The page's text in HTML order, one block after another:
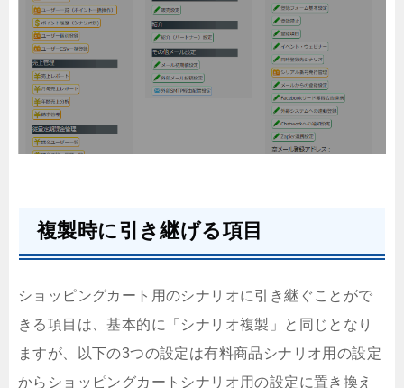
複製時に引き継げる項目
ショッピングカート用のシナリオに引き継ぐことがで
きる項目は、基本的に「シナリオ複製」と同じとなり
ますが、以下の3つの設定は有料商品シナリオ用の設定
からショッピングカートシナリオ用の設定に置き換え